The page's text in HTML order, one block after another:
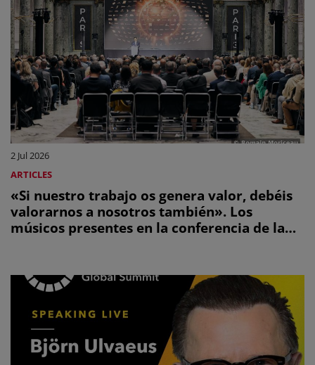
2 Jul 2026
ARTICLES
«Si nuestro trabajo os genera valor, debéis
valorarnos a nosotros también». Los
músicos presentes en la conferencia de la
verse arrollados por su desarrollo